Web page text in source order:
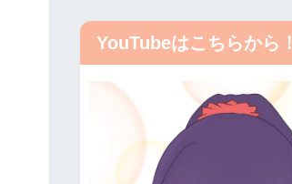
YouTubeはこちらから！